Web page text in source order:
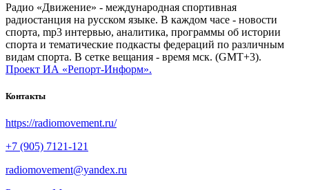
Радио «Движение» - международная спортивная
радиостанция на русском языке. В каждом часе - новости
спорта, mp3 интервью, аналитика, программы об истории
спорта и тематические подкасты федераций по различным
видам спорта. В сетке вещания - время мск. (GMT+3).
Проект ИА «Репорт-Информ».
Контакты
https://radiomovement.ru/
+7 (905) 7121-121
radiomovement@yandex.ru